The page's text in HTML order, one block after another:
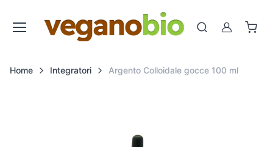
CercaAccount
Home Integratori Argento Colloidale gocce 100 ml